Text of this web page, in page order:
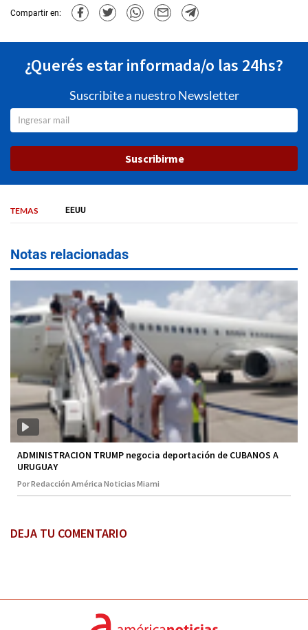
Compartir en:
¿Querés estar informada/o las 24hs?
Suscribite a nuestro Newsletter
Suscribirme
TEMAS EEUU
Notas relacionadas
ADMINISTRACION TRUMP negocia deportación de CUBANOS A
URUGUAY
Por Redacción América Noticias Miami
DEJA TU COMENTARIO